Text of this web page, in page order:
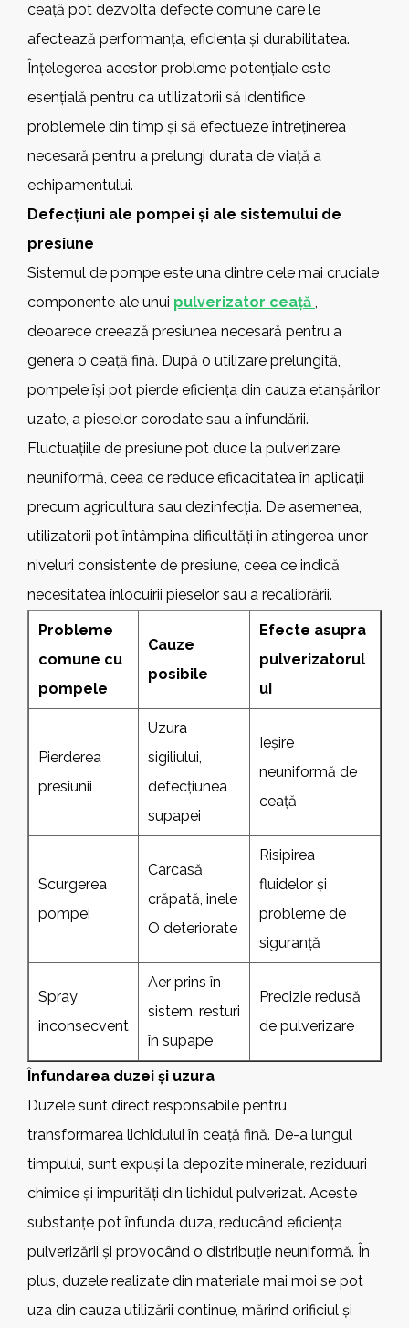
ceață pot dezvolta defecte comune care le
afectează performanța, eficiența și durabilitatea.
Înțelegerea acestor probleme potențiale este
esențială pentru ca utilizatorii să identifice
problemele din timp și să efectueze întreținerea
necesară pentru a prelungi durata de viață a
echipamentului.
Defecțiuni ale pompei și ale sistemului de
presiune
Sistemul de pompe este una dintre cele mai cruciale
componente ale unui pulverizator ceață ,
deoarece creează presiunea necesară pentru a
genera o ceață fină. După o utilizare prelungită,
pompele își pot pierde eficiența din cauza etanșărilor
uzate, a pieselor corodate sau a înfundării.
Fluctuațiile de presiune pot duce la pulverizare
neuniformă, ceea ce reduce eficacitatea în aplicații
precum agricultura sau dezinfecția. De asemenea,
utilizatorii pot întâmpina dificultăți în atingerea unor
niveluri consistente de presiune, ceea ce indică
necesitatea înlocuirii pieselor sau a recalibrării.
Probleme
comune cu
pompele
Cauze
posibile
Efecte asupra
pulverizatorul
ui
Pierderea
presiunii
Uzura
sigiliului,
defecțiunea
supapei
Ieșire
neuniformă de
ceață
Scurgerea
pompei
Carcasă
crăpată, inele
O deteriorate
Risipirea
fluidelor și
probleme de
siguranță
Spray
inconsecvent
Aer prins în
sistem, resturi
în supape
Precizie redusă
de pulverizare
Înfundarea duzei și uzura
Duzele sunt direct responsabile pentru
transformarea lichidului în ceață fină. De-a lungul
timpului, sunt expuși la depozite minerale, reziduuri
chimice și impurități din lichidul pulverizat. Aceste
substanțe pot înfunda duza, reducând eficiența
pulverizării și provocând o distribuție neuniformă. În
plus, duzele realizate din materiale mai moi se pot
uza din cauza utilizării continue, mărind orificiul și